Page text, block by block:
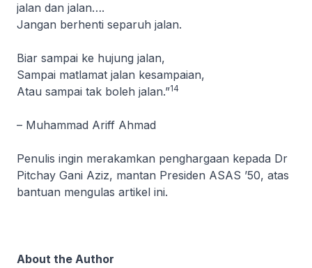
jalan dan jalan….
Jangan berhenti separuh jalan.
Biar sampai ke hujung jalan,
Sampai matlamat jalan kesampaian,
Atau sampai tak boleh jalan.”14
– Muhammad Ariff Ahmad
Penulis ingin merakamkan penghargaan kepada Dr
Pitchay Gani Aziz, mantan Presiden ASAS ’50, atas
bantuan mengulas artikel ini.
About the Author